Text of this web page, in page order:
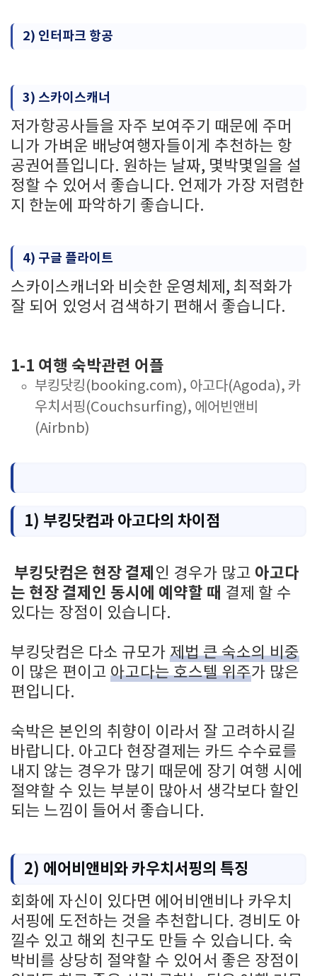
2) 인터파크 항공
3) 스카이스캐너
저가항공사들을 자주 보여주기 때문에 주머
니가 가벼운 배낭여행자들이게 추천하는 항
공권어플입니다. 원하는 날짜, 몇박몇일을 설
정할 수 있어서 좋습니다. 언제가 가장 저렴한
지 한눈에 파악하기 좋습니다.
4) 구글 플라이트
스카이스캐너와 비슷한 운영체제, 최적화가
잘 되어 있엉서 검색하기 편해서 좋습니다.
1-1 여행 숙박관련 어플
부킹닷킹(booking.com), 아고다(Agoda), 카
우치서핑(Couchsurfing), 에어빈앤비
(Airbnb)
1) 부킹닷컴과 아고다의 차이점
부킹닷컴은 현장 결제 인 경우가 많고 아고다
는 현장 결제인 동시에 예약할 때 결제 할 수
있다는 장점이 있습니다.
부킹닷컴은 다소 규모가 제법 큰 숙소의 비중
이 많은 편이고 아고다는 호스텔 위주가 많은
편입니다.
숙박은 본인의 취향이 이라서 잘 고려하시길
바랍니다. 아고다 현장결제는 카드 수수료를
내지 않는 경우가 많기 때문에 장기 여행 시에
절약할 수 있는 부분이 많아서 생각보다 할인
되는 느낌이 들어서 좋습니다.
2) 에어비앤비와 카우치서핑의 특징
회화에 자신이 있다면 에어비앤비나 카우치
서핑에 도전하는 것을 추천합니다. 경비도 아
낄수 있고 해외 친구도 만들 수 있습니다. 숙
박비를 상당히 절약할 수 있어서 좋은 장점이